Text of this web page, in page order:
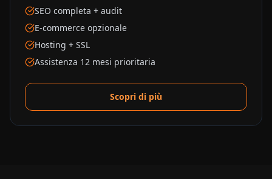
SEO completa + audit
E-commerce opzionale
Hosting + SSL
Assistenza 12 mesi prioritaria
Scopri di più